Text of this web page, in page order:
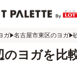
ガ 名古屋市東区のヨガ
のヨガを比